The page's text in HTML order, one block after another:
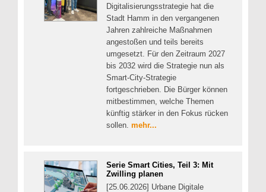
Digitalisierungsstrategie hat die
Stadt Hamm in den vergangenen
Jahren zahlreiche Maßnahmen
angestoßen und teils bereits
umgesetzt. Für den Zeitraum 2027
bis 2032 wird die Strategie nun als
Smart-City-Strategie
fortgeschrieben. Die Bürger können
mitbestimmen, welche Themen
künftig stärker in den Fokus rücken
sollen. mehr...
Serie Smart Cities, Teil 3: Mit
Zwilling planen
[25.06.2026] Urbane Digitale